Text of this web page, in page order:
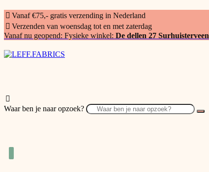
Vanaf €75,- gratis verzending in Nederland
Verzenden van woensdag tot en met zaterdag
Vanaf nu geopend: Fysieke winkel: De dellen 27 Surhuisterveen
Waar ben je naar opzoek?